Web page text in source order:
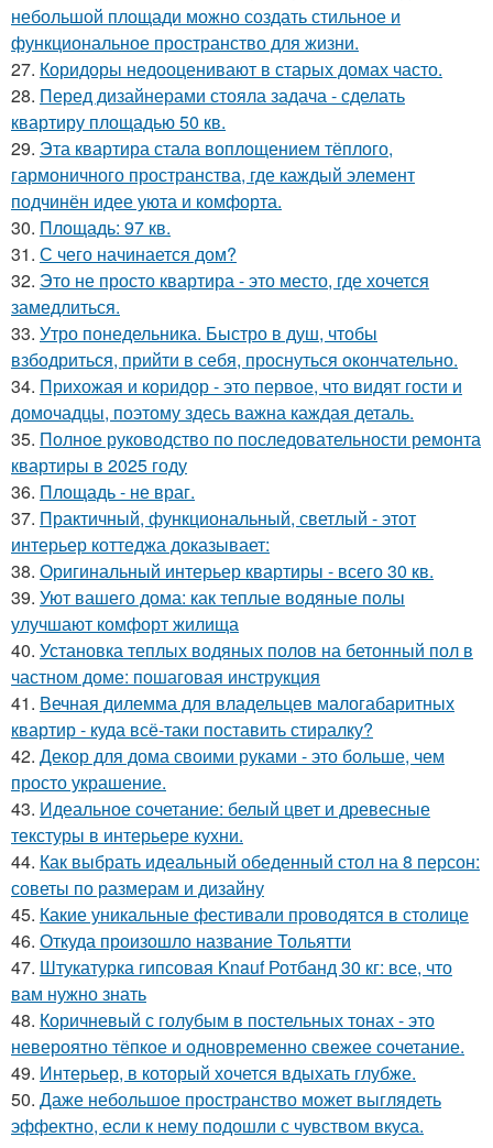
небольшой площади можно создать стильное и
функциональное пространство для жизни.
27. Коридоры недооценивают в старых домах часто.
28. Перед дизайнерами стояла задача - сделать
квартиру площадью 50 кв.
29. Эта квартира стала воплощением тёплого,
гармоничного пространства, где каждый элемент
подчинён идее уюта и комфорта.
30. Площадь: 97 кв.
31. С чего начинается дом?
32. Это не просто квартира - это место, где хочется
замедлиться.
33. Утро понедельника. Быстро в душ, чтобы
взбодриться, прийти в себя, проснуться окончательно.
34. Прихожая и коридор - это первое, что видят гости и
домочадцы, поэтому здесь важна каждая деталь.
35. Полное руководство по последовательности ремонта
квартиры в 2025 году
36. Площадь - не враг.
37. Практичный, функциональный, светлый - этот
интерьер коттеджа доказывает:
38. Оригинальный интерьер квартиры - всего 30 кв.
39. Уют вашего дома: как теплые водяные полы
улучшают комфорт жилища
40. Установка теплых водяных полов на бетонный пол в
частном доме: пошаговая инструкция
41. Вечная дилемма для владельцев малогабаритных
квартир - куда всё-таки поставить стиралку?
42. Декор для дома своими руками - это больше, чем
просто украшение.
43. Идеальное сочетание: белый цвет и древесные
текстуры в интерьере кухни.
44. Как выбрать идеальный обеденный стол на 8 персон:
советы по размерам и дизайну
45. Какие уникальные фестивали проводятся в столице
46. Откуда произошло название Тольятти
47. Штукатурка гипсовая Knauf Ротбанд 30 кг: все, что
вам нужно знать
48. Коричневый с голубым в постельных тонах - это
невероятно тёпкое и одновременно свежее сочетание.
49. Интерьер, в который хочется вдыхать глубже.
50. Даже небольшое пространство может выглядеть
эффектно, если к нему подошли с чувством вкуса.